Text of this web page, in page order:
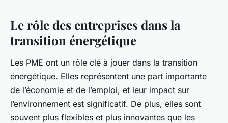
Le rôle des entreprises dans la
transition énergétique
Les PME ont un rôle clé à jouer dans la transition
énergétique. Elles représentent une part importante
de l’économie et de l’emploi, et leur impact sur
l’environnement est significatif. De plus, elles sont
souvent plus flexibles et plus innovantes que les